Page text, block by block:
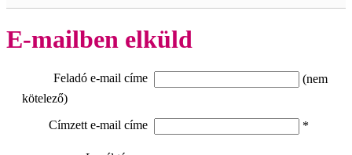
E-mailben elküld
Feladó e-mail címe
(nem
kötelező)
Címzett e-mail címe
*